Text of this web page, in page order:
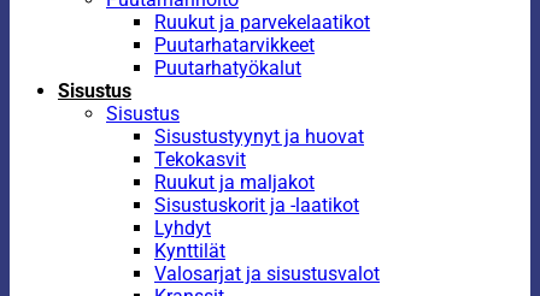
Ruukut ja parvekelaatikot
Puutarhatarvikkeet
Puutarhatyökalut
Sisustus
Sisustus
Sisustustyynyt ja huovat
Tekokasvit
Ruukut ja maljakot
Sisustuskorit ja -laatikot
Lyhdyt
Kynttilät
Valosarjat ja sisustusvalot